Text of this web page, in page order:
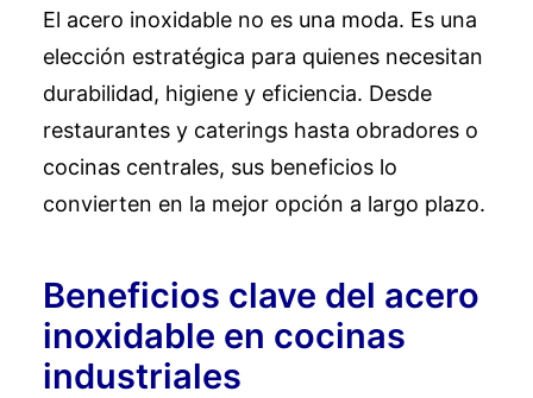
El acero inoxidable no es una moda. Es una
elección estratégica para quienes necesitan
durabilidad, higiene y eficiencia. Desde
restaurantes y caterings hasta obradores o
cocinas centrales, sus beneficios lo
convierten en la mejor opción a largo plazo.
Beneficios clave del acero
inoxidable en cocinas
industriales